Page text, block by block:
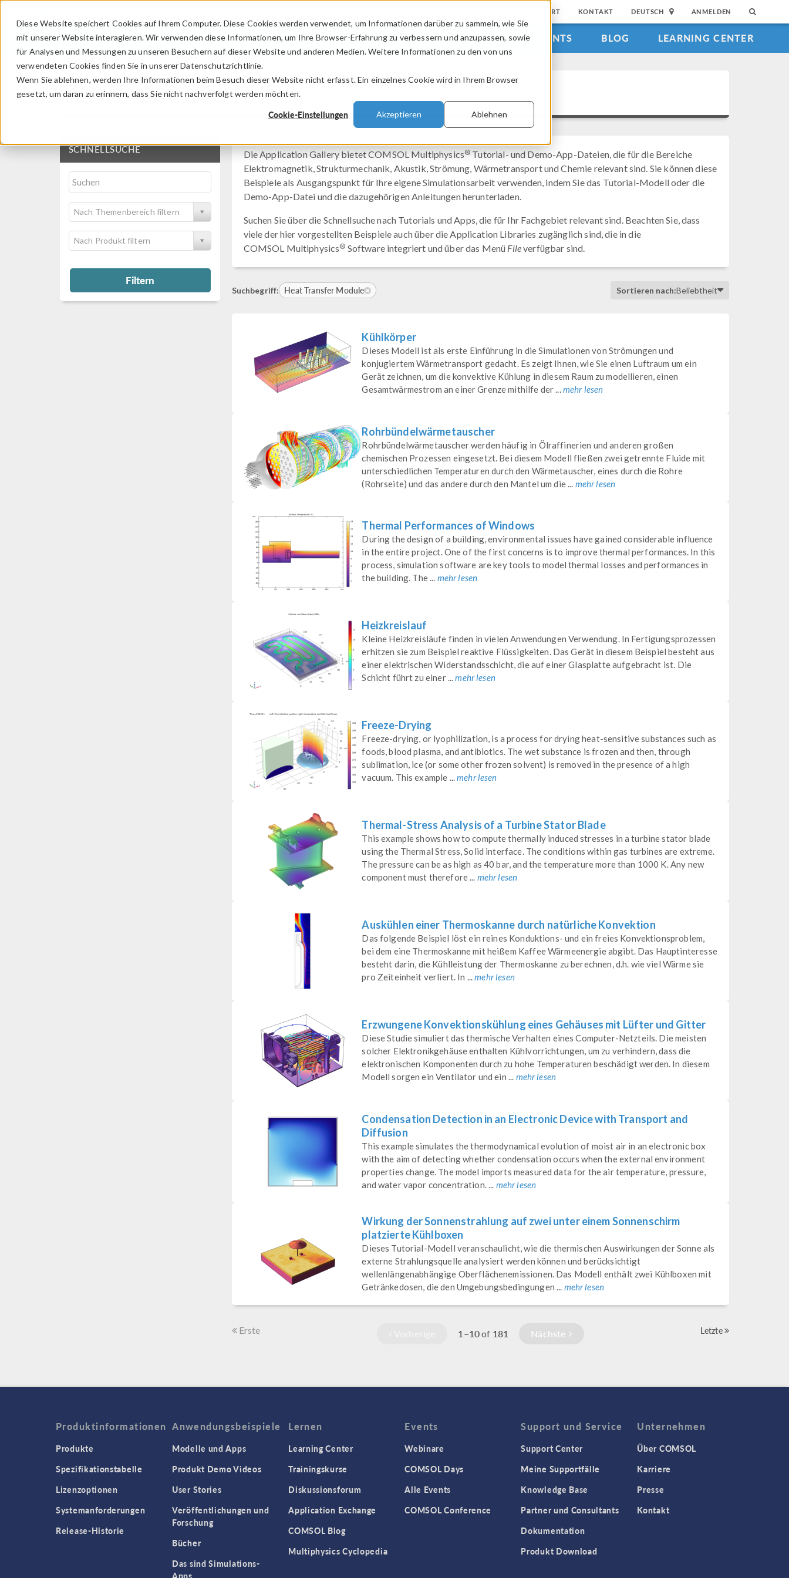
Diese Website speichert Cookies auf Ihrem Computer. Diese Cookies werden verwendet, um Informationen darüber zu sammeln, wie Sie
mit unserer Website interagieren. Wir verwenden diese Informationen, um Ihre Browser-Erfahrung zu verbessern und anzupassen, sowie
für Analysen und Messungen zu unseren Besuchern auf dieser Website und anderen Medien. Weitere Informationen zu den von uns
verwendeten Cookies finden Sie in unserer Datenschutzrichtlinie.
Wenn Sie ablehnen, werden Ihre Informationen beim Besuch dieser Website nicht erfasst. Ein einzelnes Cookie wird in Ihrem Browser
gesetzt, um daran zu erinnern, dass Sie nicht nachverfolgt werden möchten.
Cookie-Einstellungen Akzeptieren Ablehnen
SUPPORT KONTAKT DEUTSCH ANMELDEN
PRODUKTE BRANCHEN VIDEOS EVENTS BLOG LEARNING CENTER
Application Gallery
SCHNELLSUCHE
Nach Themenbereich filtern
Nach Produkt filtern
Filtern
Die Application Gallery bietet COMSOL Multiphysics® Tutorial- und Demo-App-Dateien, die für die Bereiche
Elektromagnetik, Strukturmechanik, Akustik, Strömung, Wärmetransport und Chemie relevant sind. Sie können diese
Beispiele als Ausgangspunkt für Ihre eigene Simulationsarbeit verwenden, indem Sie das Tutorial-Modell oder die
Demo-App-Datei und die dazugehörigen Anleitungen herunterladen.
Suchen Sie über die Schnellsuche nach Tutorials und Apps, die für Ihr Fachgebiet relevant sind. Beachten Sie, dass
viele der hier vorgestellten Beispiele auch über die Application Libraries zugänglich sind, die in die
COMSOL Multiphysics® Software integriert und über das Menü Fileverfügbar sind.
Suchbegriff: Heat Transfer Module Sortieren nach:Beliebtheit
Kühlkörper
Dieses Modell ist als erste Einführung in die Simulationen von Strömungen und
konjugiertem Wärmetransport gedacht. Es zeigt Ihnen, wie Sie einen Luftraum um ein
Gerät zeichnen, um die konvektive Kühlung in diesem Raum zu modellieren, einen
Gesamtwärmestrom an einer Grenze mithilfe der ...mehr lesen
Rohrbündelwärmetauscher
Rohrbündelwärmetauscher werden häufig in Ölraffinerien und anderen großen
chemischen Prozessen eingesetzt. Bei diesem Modell fließen zwei getrennte Fluide mit
unterschiedlichen Temperaturen durch den Wärmetauscher, eines durch die Rohre
(Rohrseite) und das andere durch den Mantel um die ... mehr lesen
Thermal Performances of Windows
During the design of a building, environmental issues have gained considerable influence
in the entire project. One of the first concerns is to improve thermal performances. In this
process, simulation software are key tools to model thermal losses and performances in
the building. The ... mehr lesen
Heizkreislauf
Kleine Heizkreisläufe finden in vielen Anwendungen Verwendung. In Fertigungsprozessen
erhitzen sie zum Beispiel reaktive Flüssigkeiten. Das Gerät in diesem Beispiel besteht aus
einer elektrischen Widerstandsschicht, die auf einer Glasplatte aufgebracht ist. Die
Schicht führt zu einer ...mehr lesen
Freeze-Drying
Freeze-drying, or lyophilization, is a process for drying heat-sensitive substances such as
foods, blood plasma, and antibiotics. The wet substance is frozen and then, through
sublimation, ice (or some other frozen solvent) is removed in the presence of a high
vacuum. This example ...mehr lesen
Thermal-Stress Analysis of a Turbine Stator Blade
This example shows how to compute thermally induced stresses in a turbine stator blade
using the Thermal Stress, Solid interface. The conditions within gas turbines are extreme.
The pressure can be as high as 40 bar, and the temperature more than 1000 K. Any new
component must therefore ... mehr lesen
Auskühlen einer Thermoskanne durch natürliche Konvektion
Das folgende Beispiel löst ein reines Konduktions- und ein freies Konvektionsproblem,
bei dem eine Thermoskanne mit heißem Kaffee Wärmeenergie abgibt. Das Hauptinteresse
besteht darin, die Kühlleistung der Thermoskanne zu berechnen, d.h. wie viel Wärme sie
pro Zeiteinheit verliert. In ...mehr lesen
Erzwungene Konvektionskühlung eines Gehäuses mit Lüfter und Gitter
Diese Studie simuliert das thermische Verhalten eines Computer-Netzteils. Die meisten
solcher Elektronikgehäuse enthalten Kühlvorrichtungen, um zu verhindern, dass die
elektronischen Komponenten durch zu hohe Temperaturen beschädigt werden. In diesem
Modell sorgen ein Ventilator und ein ... mehr lesen
Condensation Detection in an Electronic Device with Transport and
Diffusion
This example simulates the thermodynamical evolution of moist air in an electronic box
with the aim of detecting whether condensation occurs when the external environment
properties change. The model imports measured data for the air temperature, pressure,
and water vapor concentration. ... mehr lesen
Wirkung der Sonnenstrahlung auf zwei unter einem Sonnenschirm
platzierte Kühlboxen
Dieses Tutorial-Modell veranschaulicht, wie die thermischen Auswirkungen der Sonne als
externe Strahlungsquelle analysiert werden können und berücksichtigt
wellenlängenabhängige Oberflächenemissionen. Das Modell enthält zwei Kühlboxen mit
Getränkedosen, die den Umgebungsbedingungen ... mehr lesen
Erste 1–10of 181 Nächste Letzte
Produktinformationen
Produkte
Spezifikationstabelle
Lizenzoptionen
Systemanforderungen
Release-Historie
Anwendungsbeispiele
Modelle und Apps
Produkt Demo Videos
User Stories
Veröffentlichungen und
Forschung
Bücher
Das sind Simulations-
Lernen
Learning Center
Trainingskurse
Diskussionsforum
Application Exchange
COMSOL Blog
Multiphysics Cyclopedia
Events
Webinare
COMSOL Days
Alle Events
COMSOL Conference
Support und Service
Support Center
Meine Supportfälle
Knowledge Base
Partner und Consultants
Dokumentation
Produkt Download
Unternehmen
Über COMSOL
Karriere
Presse
Kontakt